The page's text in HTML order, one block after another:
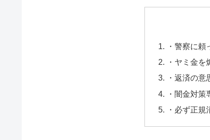
・警察に
・ヤミ金を
・返済の意
・闇金対
・必ず正